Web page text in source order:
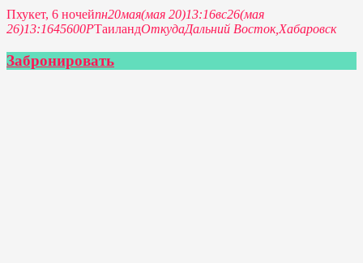
Пхукет, 6 ночейпн20мая(мая 20)13:16вс26(мая
26)13:1645600РТаиландОткудаДальний Восток, Хабаровск
Забронировать